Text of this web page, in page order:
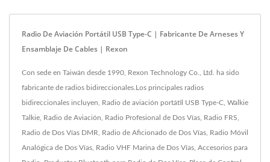
Radio De Aviación Portátil USB Type-C | Fabricante De Arneses Y
Ensamblaje De Cables | Rexon
Con sede en Taiwán desde 1990, Rexon Technology Co., Ltd. ha sido
fabricante de radios bidireccionales.Los principales radios
bidireccionales incluyen, Radio de aviación portátil USB Type-C, Walkie
Talkie, Radio de Aviación, Radio Profesional de Dos Vías, Radio FRS,
Radio de Dos Vías DMR, Radio de Aficionado de Dos Vías, Radio Móvil
Analógica de Dos Vías, Radio VHF Marina de Dos Vías, Accesorios para